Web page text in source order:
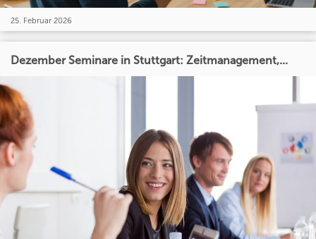
25. Februar 2026
Dezember Seminare in Stuttgart: Zeitmanagement,...